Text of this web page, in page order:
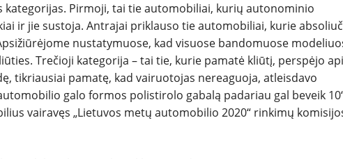
kategorijas. Pirmoji, tai tie automobiliai, kurių autonominio
ir jie sustoja. Antrajai priklauso tie automobiliai, kurie
nustatymuose, kad visuose bandomuose
Trečioji kategorija – tai tie, kurie pamatė kliūtį, perspėjo
tikriausiai pamatę, kad vairuotojas nereaguoja, atleisdavo
galo formos polistirolo gabalą padariau gal beveik
vairavęs „Lietuvos metų automobilio 2020“ rinkimų